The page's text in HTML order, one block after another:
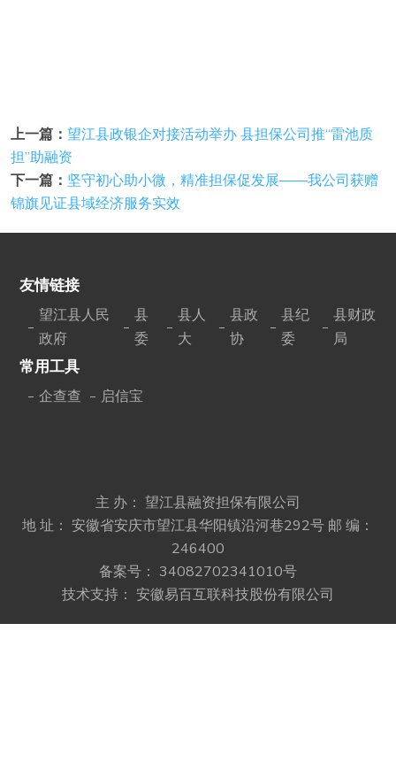
上一篇： 望江县政银企对接活动举办 县担保公司推“雷池质
担”助融资
下一篇： 坚守初心助小微，精准担保促发展——我公司获赠
锦旗见证县域经济服务实效
友情链接
望江县人民
政府
县
委
县人
大
县政
协
县纪
委
县财政
局
常用工具
企查查 启信宝
主 办： 望江县融资担保有限公司
地 址： 安徽省安庆市望江县华阳镇沿河巷292号 邮 编：
246400
备案号： 34082702341010号
技术支持： 安徽易百互联科技股份有限公司